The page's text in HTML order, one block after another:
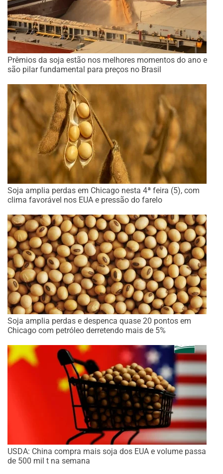
Prêmios da soja estão nos melhores momentos do ano e
são pilar fundamental para preços no Brasil
Soja amplia perdas em Chicago nesta 4ª feira (5), com
clima favorável nos EUA e pressão do farelo
Soja amplia perdas e despenca quase 20 pontos em
Chicago com petróleo derretendo mais de 5%
USDA: China compra mais soja dos EUA e volume passa
de 500 mil t na semana